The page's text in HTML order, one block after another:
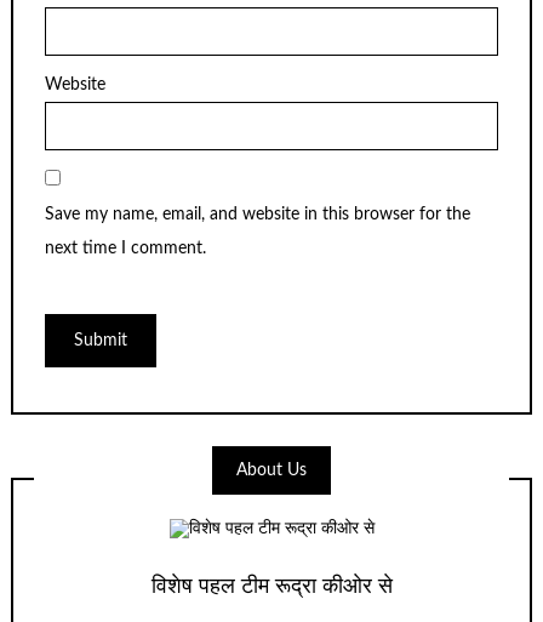
Website
Save my name, email, and website in this browser for the
next time I comment.
About Us
विशेष पहल टीम रूद्रा कीओर से